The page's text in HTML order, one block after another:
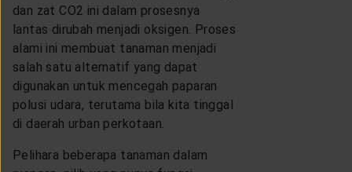
dan zat CO2 ini dalam prosesnya
lantas dirubah menjadi oksigen. Proses
alami ini membuat tanaman menjadi
salah satu alternatif yang dapat
digunakan untuk mencegah paparan
polusi udara, terutama bila kita tinggal
di daerah urban perkotaan.
Pelihara beberapa tanaman dalam